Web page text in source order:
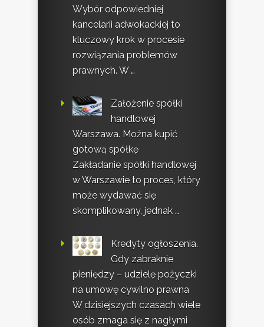
Wybór odpowiedniej
kancelarii adwokackiej to
kluczowy krok w procesie
rozwiązania problemów
prawnych. W …
Założenie spółki
handlowej
Warszawa. Można kupić
gotową spółkę
Zakładanie spółki handlowej
w Warszawie to proces, który
może wydawać się
skomplikowany, jednak …
Kredyty ogłoszenia.
Gdy zabraknie
pieniędzy – udzielę pożyczki
na umowę cywilno prawna
W dzisiejszych czasach wiele
osób zmaga się z nagłymi